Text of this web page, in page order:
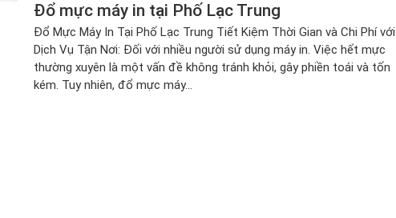
Đổ mực máy in tại Phố Lạc Trung
Đổ Mực Máy In Tại Phố Lạc Trung Tiết Kiệm Thời Gian và Chi Phí với
Dịch Vụ Tận Nơi: Đối với nhiều người sử dụng máy in. Việc hết mực
thường xuyên là một vấn đề không tránh khỏi, gây phiền toái và tốn
kém. Tuy nhiên, đổ mực máy...